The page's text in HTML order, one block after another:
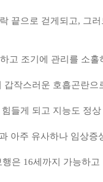
끝으로 걷게되고, 그
고 조기에 관리를 소
작스러운 호흡곤란으
들게 되고 지능도 정
아주 유사하나 임상증
은 16세까지 가능하